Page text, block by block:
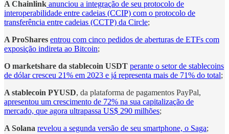
A Chainlink anunciou a integração de seu protocolo de
interoperabilidade entre cadeias (CCIP) com o protocolo de
transferência entre cadeias (CCTP) da Circle;
A ProShares entrou com cinco pedidos de aberturas de ETFs com
exposição indireta ao Bitcoin;
O marketshare da stablecoin USDT perante o setor de stablecoins
de dólar cresceu 21% em 2023 e já representa mais de 71% do total;
A stablecoin PYUSD, da plataforma de pagamentos PayPal,
apresentou um crescimento de 72% na sua capitalização de
mercado, que agora ultrapassa US$ 290 milhões;
A Solana revelou a segunda versão de seu smartphone, o Saga;